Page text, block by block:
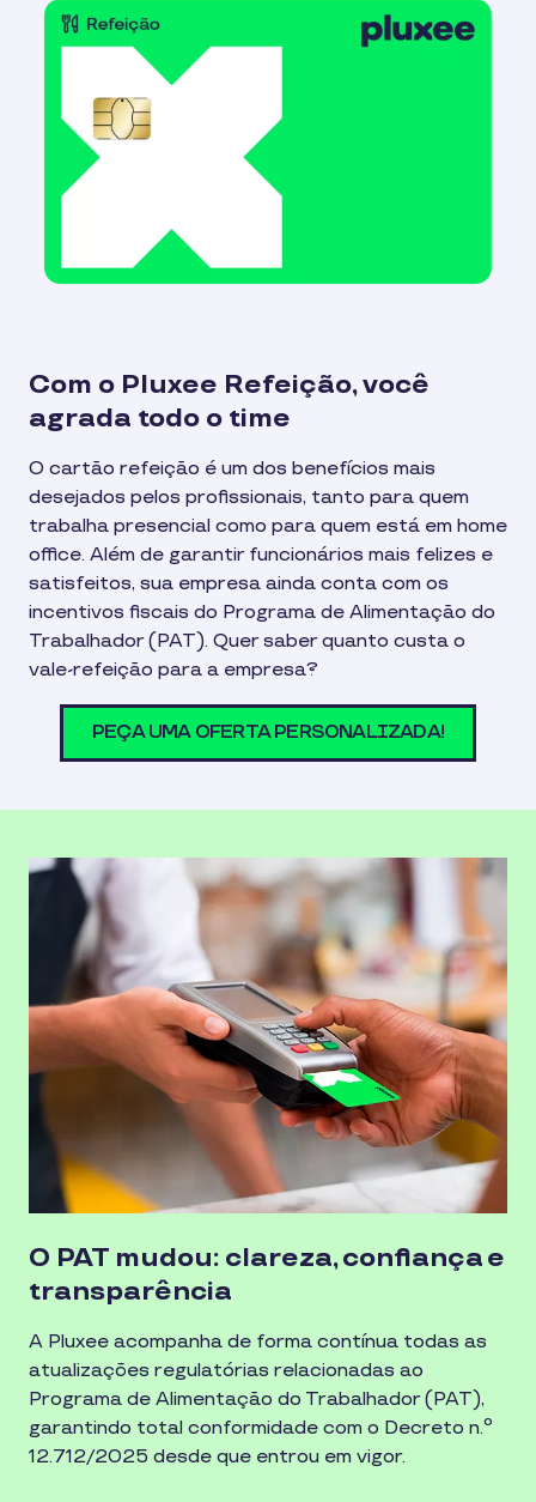
Com o Pluxee Refeição, você
agrada todo o time
O cartão refeição é um dos benefícios mais
desejados pelos profissionais, tanto para quem
trabalha presencial como para quem está em home
office. Além de garantir funcionários mais felizes e
satisfeitos, sua empresa ainda conta com os
incentivos fiscais do Programa de Alimentação do
Trabalhador (PAT). Quer saber quanto custa o
vale-refeição para a empresa?
PEÇA UMA OFERTA PERSONALIZADA!
O PAT mudou: clareza, confiança e
transparência
A Pluxee acompanha de forma contínua todas as
atualizações regulatórias relacionadas ao
Programa de Alimentação do Trabalhador (PAT),
garantindo total conformidade com o Decreto n.º
12.712/2025 desde que entrou em vigor.